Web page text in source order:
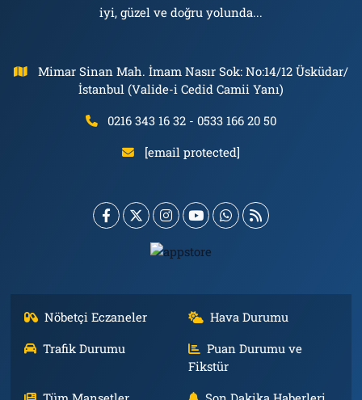
iyi, güzel ve doğru yolunda...
Mimar Sinan Mah. İmam Nasır Sok: No:14/12 Üsküdar/
İstanbul (Valide-i Cedid Camii Yanı)
0216 343 16 32 - 0533 166 20 50
[email protected]
Nöbetçi Eczaneler
Hava Durumu
Trafik Durumu
Puan Durumu ve
Fikstür